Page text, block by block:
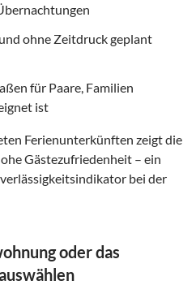
ohne Zeitdruck geplant
für Paare, Familien
ist
Ferienunterkünften zeigt die
Gästezufriedenheit – ein
bei der
oder das